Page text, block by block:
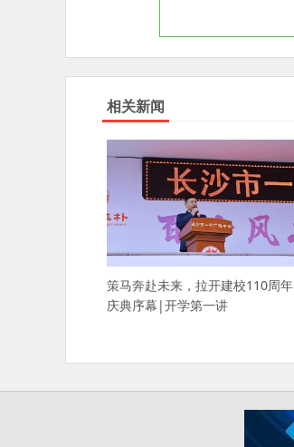
相关新闻
策马奔赴未来，拉开建校110周年
庆典序幕|开学第一讲